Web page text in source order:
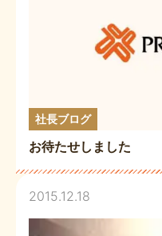
社長ブログ
お待たせしました
2015.12.18